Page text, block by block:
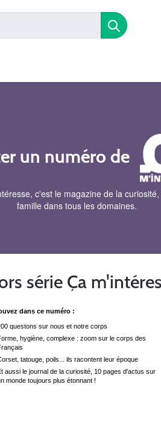
un numéro de
c'est le magazine de la
famille dans tous les domaines.
série Ça
dans ce numéro :
questons sur nous et notre corps
hygiène, complexe : zoom sur le corps des
tatouge, poils... ils racontent leur époque
aussi le journal de la curiosité, 10 pages d'actus sur
monde toujours plus étonnant !